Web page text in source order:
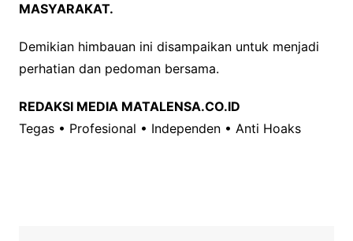
MASYARAKAT.
Demikian himbauan ini disampaikan untuk menjadi
perhatian dan pedoman bersama.
REDAKSI MEDIA MATALENSA.CO.ID
Tegas • Profesional • Independen • Anti Hoaks